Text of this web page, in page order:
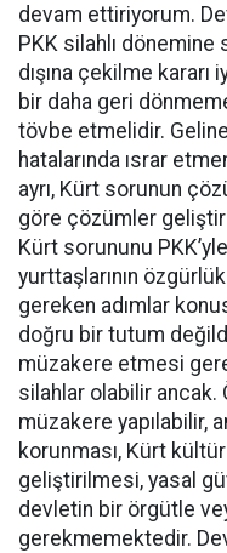
devam ettiriyorum.
PKK silahlı dönemine
dışına çekilme
bir daha geri
tövbe etmelidir.
hatalarında ısrar
ayrı, Kürt sorunun
göre çözümler
Kürt sorununu
yurttaşlarının
gereken adımlar
doğru bir tutum
müzakere etmesi
silahlar olabilir ancak.
müzakere yapılabilir,
korunması, Kürt
geliştirilmesi, yasal
devletin bir örgütle
gerekmemektedir.